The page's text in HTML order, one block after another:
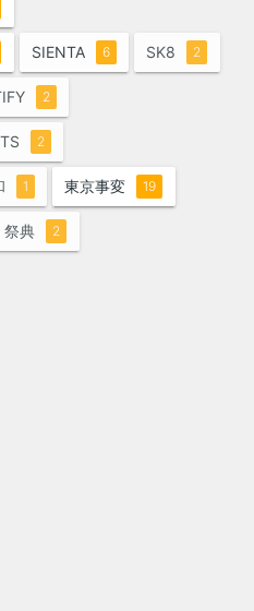
SIENTA 6 SK8 2
2
2
1 東京事変 19
祭典 2